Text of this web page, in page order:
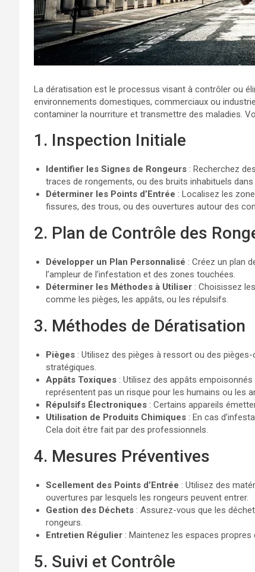
La dératisation est le processus visant à contrôler ou
environnements domestiques, commerciaux ou
contaminer la nourriture et transmettre des maladies.
1. Inspection Initiale
Identifier les Signes de Rongeurs : Recherchez
traces de rongements, ou des bruits inhabituels
Déterminer les Points d’Entrée : Localisez les
fissures, des trous, ou des ouvertures autour des
2. Plan de Contrôle des
Développer un Plan Personnalisé : Créez un plan
l’ampleur de l’infestation et des zones touchées.
Déterminer les Méthodes à Utiliser : Choisissez
comme les pièges, les appâts, ou les répulsifs.
3. Méthodes de Dératisation
Pièges : Utilisez des pièges à ressort ou des
stratégiques.
Appâts Toxiques : Utilisez des appâts
représentent pas un risque pour les humains ou les
Répulsifs Électroniques : Certains appareils
Utilisation de Produits Chimiques : En cas
Cela doit être fait par des professionnels.
4. Mesures Préventives
Scellement des Points d’Entrée : Utilisez des
ouvertures par lesquels les rongeurs peuvent entrer.
Gestion des Déchets : Assurez-vous que les
rongeurs.
Entretien Régulier : Maintenez les espaces
5. Suivi et Contrôle